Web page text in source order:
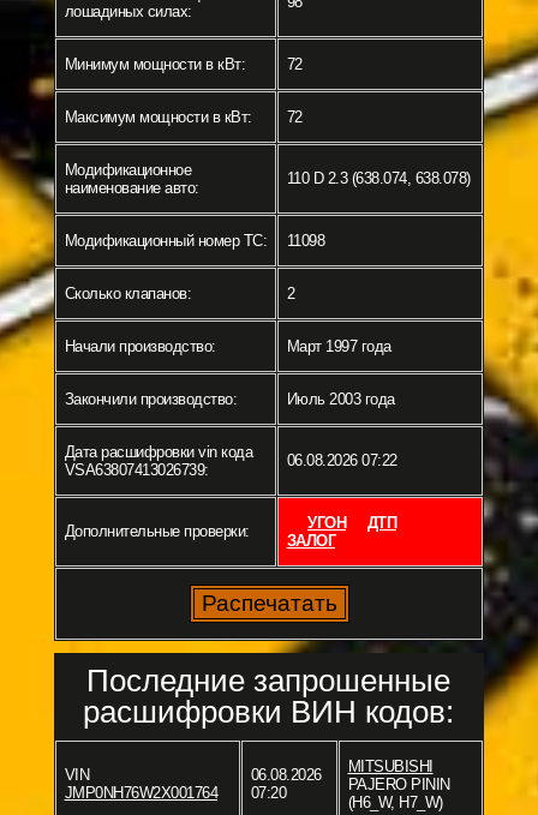
лошадиных силах:
Минимум мощности в кВт: 72
Максимум мощности в кВт: 72
Модификационное
наименование авто:
110 D 2.3 (638.074, 638.078)
Модификационный номер ТС: 11098
Сколько клапанов: 2
Начали производство: Март 1997 года
Закончили производство: Июль 2003 года
Дата расшифровки vin кода
VSA63807413026739:
06.08.2026 07:22
Дополнительные проверки: УГОН
ДТП
ЗАЛОГ
Последние запрошенные
расшифровки ВИН кодов:
VIN
JMP0NH76W2X001764
06.08.2026
07:20
MITSUBISHI
PAJERO PININ
(H6_W, H7_W)